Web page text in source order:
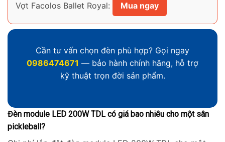
Vợt Facolos Ballet Royal: Mua ngay
Cần tư vấn chọn đèn phù hợp? Gọi ngay
0986474671 — bảo hành chính hãng, hỗ trợ
kỹ thuật trọn đời sản phẩm.
Đèn module LED 200W TDL có giá bao nhiêu cho một sân
pickleball?